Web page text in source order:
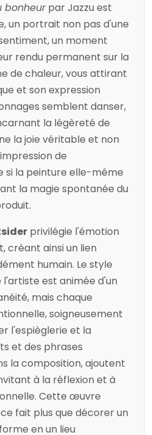
bonheurparJazzuest
un portrait non pas d'une
un moment
rendu permanent sur la
de chaleur, vous attirant
et son expression
semblent danser,
la légèreté de
la joie véritable et non
de
si la peinture elle-même
la magie spontanée du
privilégie l'émotion
créant ainsi un lien
humain. Le style
l'artiste est animée d'un
mais chaque
soigneusement
l'espièglerie et la
et des phrases
la composition, ajoutent
à la réflexion et à
Cette œuvre
fait plus que décorer un
en un lieu